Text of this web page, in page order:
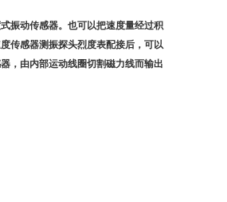
振动传感器。也可以把速度量经过积
传感器测振探头烈度表配接后，可以
，由内部运动线圈切割磁力线而输出